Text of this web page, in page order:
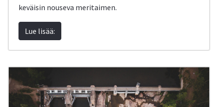
keväisin nouseva meritaimen.
Lue lisää: